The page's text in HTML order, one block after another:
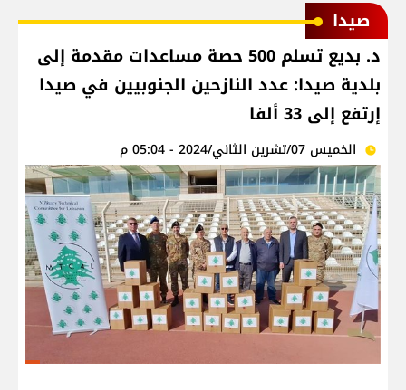
صيدا
د. بديع تسلم 500 حصة مساعدات مقدمة إلى
بلدية صيدا: عدد النازحين الجنوبيين في صيدا
إرتفع إلى 33 ألفا
الخميس 07/تشرين الثاني/2024 - 05:04 م